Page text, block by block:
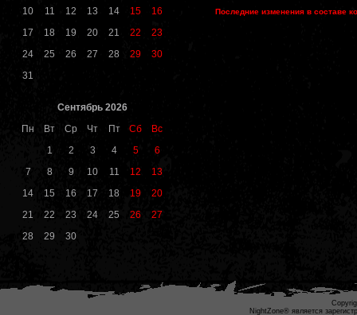
10
11 12 13 14 15
16
17
18 19 20 21 22
23
24
25 26 27 28 29
30
31
Сентябрь 2026
Пн
Вт Ср Чт Пт Сб
Вс
1
2 3 4 5
6
7
8 9 10 11 12
13
14
15 16 17 18 19
20
21
22 23 24 25 26
27
28
29 30
Последние изменения в составе
NightZone® является